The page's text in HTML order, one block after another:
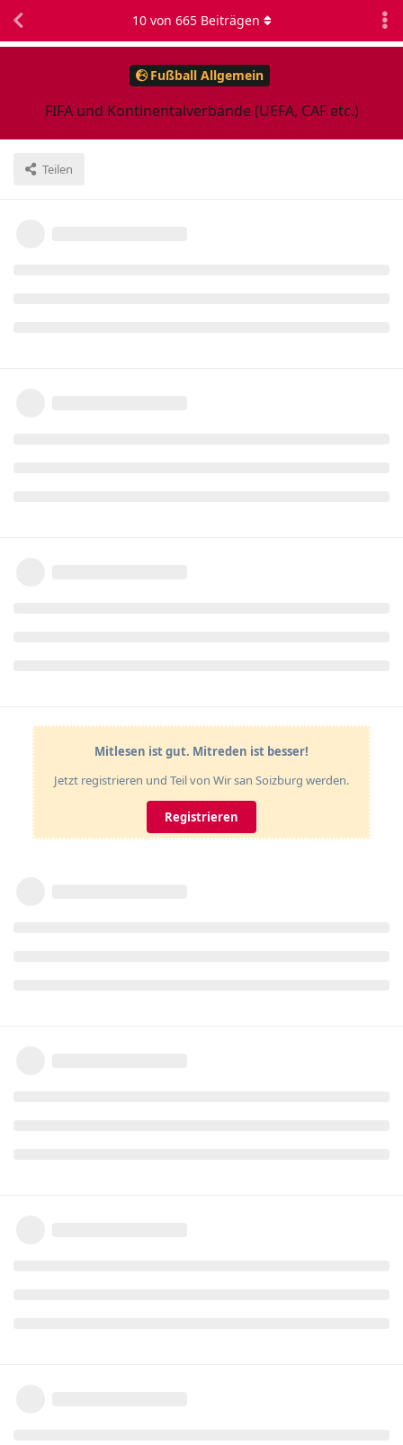
Fußball Allgemein
FIFA und Kontinentalverbände (UEFA, CAF etc.)
Teilen
10von 665Beiträgen
Mitlesen ist gut. Mitreden ist besser!
Jetzt registrieren und Teil von Wir san Soizburg werden.
Registrieren